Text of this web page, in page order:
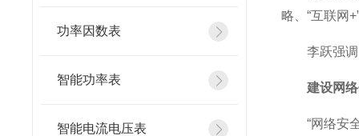
功率因数表
智能功率表
智能电流电压表
略、“互联网
李跃强调，
建设网络
“网络安全